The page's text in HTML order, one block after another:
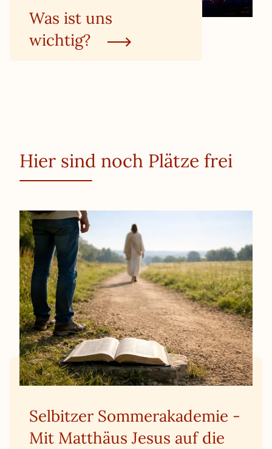
Was ist uns
wichtig?
Hier sind noch Plätze frei
Selbitzer Sommerakademie -
Mit Matthäus Jesus auf die